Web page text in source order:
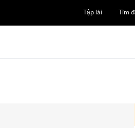
Tập lái Tìm